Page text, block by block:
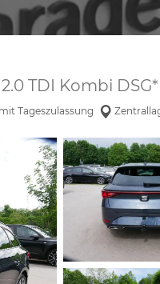
2.0 TDI Kombi
Tageszulassung